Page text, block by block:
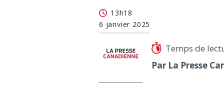
13h18
6 janvier 2025
Temps de
Par La Presse